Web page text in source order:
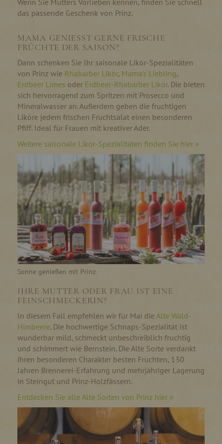
Wenn Sie Mutters Vorlieben kennen, finden Sie schnell
das passende Geschenk von Prinz.
MAMA GENIESST GERNE FRISCHE F
RÜCHTE DER SAISON?
Dann schenken Sie Ihr saisonale Likör-Spezialitäten
von Prinz wie Rhabarber Likör, Mama's Liebling,
Erdbeer Limes oder Erdbeer-Rhabarber Likör. Die bieten
sich hervorragend zum Spritzen mit Prosecco und
Mineralwasser an. Außerdem geben die fruchtigen
Liköre jedem frischen Fruchtsalat einen besonderen
Pfiff. Ideal für Frauen mit kreativer Ader.
Weitere saisonale Likör-Spezialitäten finden Sie hier »
Sonne genießen mit Prinz
IHRE MUTTER ODER FRAU IST EINE
FEINSCHMECKERIN?
In diesem Fall empfehlen wir für Mai die Alte Wald-
Himbeere. Die hochwertige Schnaps-Spezialität ist
wunderbar mild, schmeckt unbeschreiblich fruchtig
und schimmert wie Bernstein. Die Alte Sorte verdankt
ihren besonderen Charakter besten Früchten, 130
Jahren Brennerei-Erfahrung und mehrjähriger Lagerung
in Steingut und Prinz-Holzfässern.
Entdecken Sie alle Alte Sorten von Prinz hier »